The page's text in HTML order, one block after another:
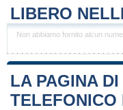
LIBERO
Non abbiamo fornito alcun
LA PAGINA
TELEFONICO